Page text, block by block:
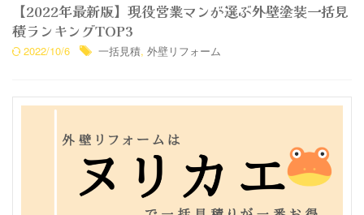
【2022年最新版】現役営業マンが選ぶ外壁塗装一括見
積ランキングTOP3
2022/10/6 一括見積, 外壁リフォーム